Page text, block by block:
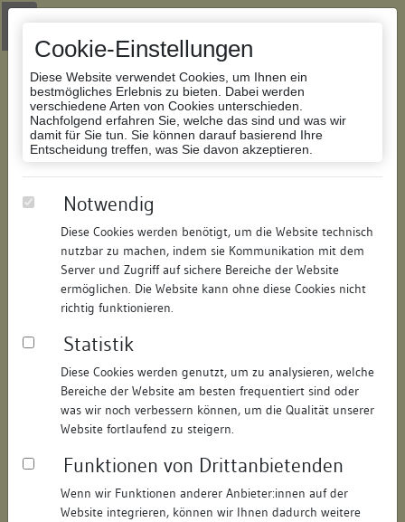
Cookie-Einstellungen
Diese Website verwendet Cookies, um Ihnen ein
bestmögliches Erlebnis zu bieten. Dabei werden
verschiedene Arten von Cookies unterschieden.
Nachfolgend erfahren Sie, welche das sind und was wir
damit für Sie tun. Sie können darauf basierend Ihre
Entscheidung treffen, was Sie davon akzeptieren.
Notwendig
Diese Cookies werden benötigt, um die Website technisch
nutzbar zu machen, indem sie Kommunikation mit dem
Server und Zugriff auf sichere Bereiche der Website
ermöglichen. Die Website kann ohne diese Cookies nicht
richtig funktionieren.
Statistik
Diese Cookies werden genutzt, um zu analysieren, welche
Bereiche der Website am besten frequentiert sind oder
was wir noch verbessern können, um die Qualität unserer
Website fortlaufend zu steigern.
Funktionen von Drittanbietenden
Wenn wir Funktionen anderer Anbieter:innen auf der
Website integrieren, können wir Ihnen dadurch weitere
Zur Navigation springen
Zum Inhalt der Website springen
Datenbank Bauforschung/Restaurierung
210484220619/Datum:08.01.2019
Datenbestand:
Bauforschung und Restaurierung
Als PDF herunterladen:
Objektdaten
Straße: Seestraße
Hausnummer: 11
Postleitzahl: 78464
Stadt-Teilort: Konstanz